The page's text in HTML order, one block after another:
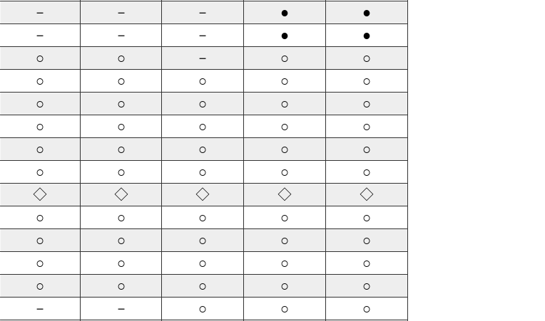
－ － － ● ●
－ － － ● ●
○ ○ － ○ ○
○ ○ ○ ○ ○
○ ○ ○ ○ ○
○ ○ ○ ○ ○
○ ○ ○ ○ ○
○ ○ ○ ○ ○
◇ ◇ ◇ ◇ ◇
○ ○ ○ ○ ○
○ ○ ○ ○ ○
○ ○ ○ ○ ○
○ ○ ○ ○ ○
－ － ○ ○ ○